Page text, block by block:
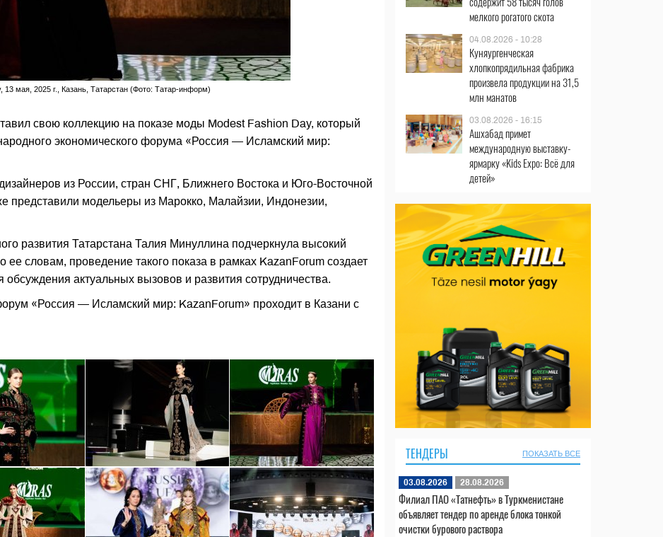
мая, 2025 г., Казань, Татарстан (Фото: Татар-информ)
свою коллекцию на показе моды Modest Fashion Day, который
экономического форума «Россия — Исламский мир:
из России, стран СНГ, Ближнего Востока и Юго-Восточной
представили модельеры из Марокко, Малайзии, Индонезии,
развития Татарстана Талия Минуллина подчеркнула высокий
словам, проведение такого показа в рамках KazanForum создает
актуальных вызовов и развития сотрудничества.
«Россия — Исламский мир: KazanForum» проходит в Казани с
мелкого рогатого скота
04.08.2026 - 10:28
Куняургенческая
хлопкопрядильная фабрика
произвела продукции на 31,5
млн манатов
03.08.2026 - 16:15
Ашхабад примет
международную выставку-
ярмарку «Kids Expo: Всё для
детей»
ТЕНДЕРЫ ПОКАЗАТЬ ВСЕ
03.08.2026 28.08.2026
Филиал ПАО «Татнефть» в Туркменистане
объявляет тендер по аренде блока тонкой
очистки бурового раствора